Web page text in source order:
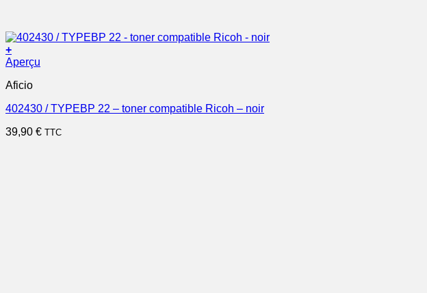
+
Aperçu
Aficio
402430 / TYPEBP 22 – toner compatible Ricoh – noir
39,90 € TTC